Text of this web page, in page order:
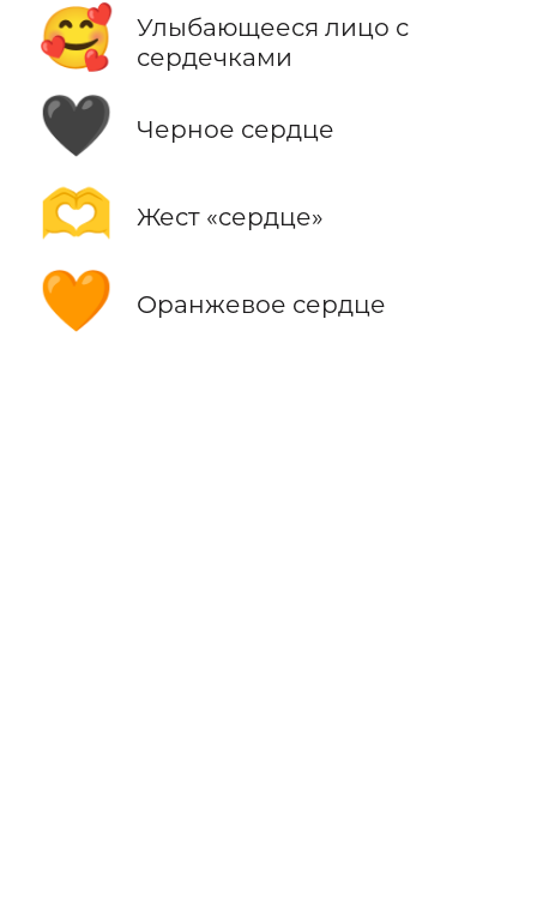
🥰
Улыбающееся лицо с
сердечками
🖤 Черное сердце
🫶 Жест «сердце»
🧡 Оранжевое сердце